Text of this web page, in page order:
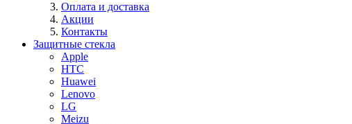
Оплата и доставка
Акции
Контакты
Защитные стекла
Apple
HTC
Huawei
Lenovo
LG
Meizu